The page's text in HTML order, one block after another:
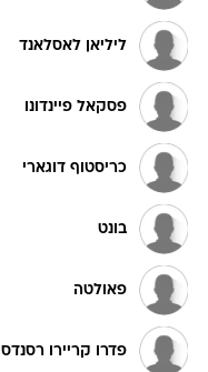
ליליאן לאסלאנד
פסקאל פיינדונו
כריסטוף דוגארי
בונט
פאולטה
פדרו קריירו רסנדס